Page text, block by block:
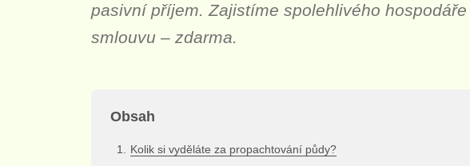
pasivní příjem. Zajistíme spolehlivého
smlouvu – zdarma.
Obsah
Kolik si vyděláte za propachtování půdy?